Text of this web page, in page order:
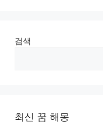
검색
최신 꿈 해몽